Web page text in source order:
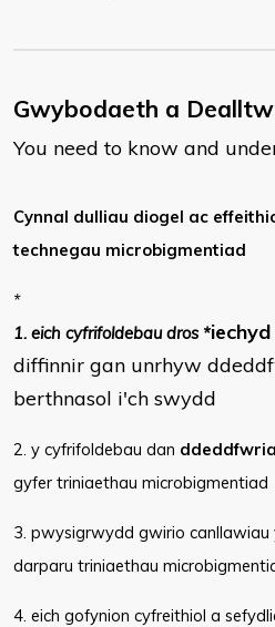
Gwybodaeth a
You need to know and
Cynnal dulliau diogel ac
technegau microbigmentiad
*
1. eich cyfrifoldebau dros *
diffinnir gan unrhyw
berthnasol i'ch swydd
2. y cyfrifoldebau dan
gyfer triniaethau microbigmentiad
3. pwysigrwydd gwirio
darparu triniaethau
4. eich gofynion cyfreithiol a